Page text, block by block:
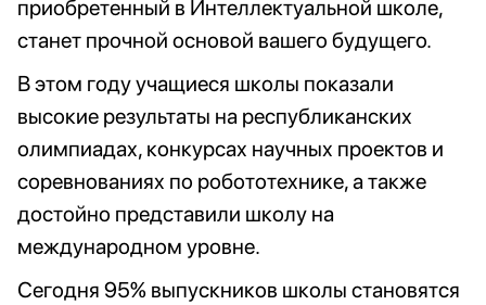
приобретенный в Интеллектуальной школе,
станет прочной основой вашего будущего.
В этом году учащиеся школы показали
высокие результаты на республиканских
олимпиадах, конкурсах научных проектов и
соревнованиях по робототехнике, а также
достойно представили школу на
международном уровне.
Сегодня 95% выпускников школы становятся